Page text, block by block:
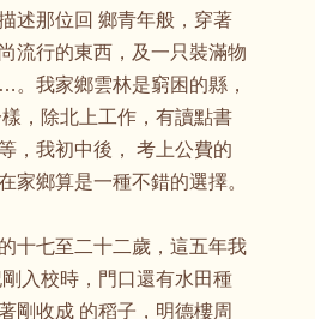
述那位回 鄉青年般，穿著
流行的東西，及一只裝滿物
我家鄉雲林是窮困的縣，
，除北上工作，有讀點書
，我初中後， 考上公費的
家鄉算是一種不錯的選擇。
十七至二十二歲，這五年我
入校時，門口還有水田種
剛收成 的稻子，明德樓周